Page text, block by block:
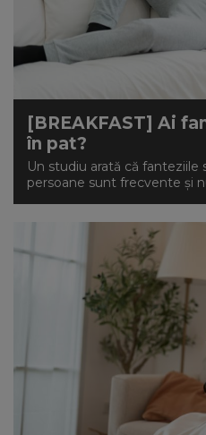
[BREAKFAST] Ai
în pat?
Un studiu arată că fanteziile
persoane sunt frecvente și